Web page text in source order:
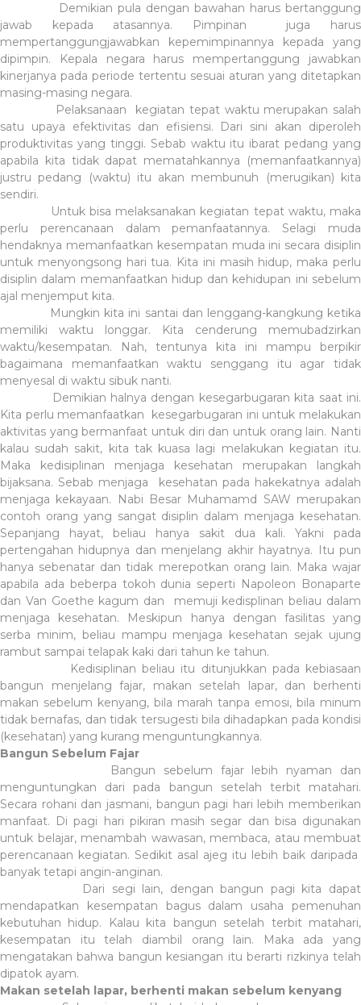
Demikian pula dengan bawahan harus bertanggung
jawab kepada atasannya. Pimpinan juga harus
mempertanggungjawabkan kepemimpinannya kepada yang
dipimpin. Kepala negara harus mempertanggung jawabkan
kinerjanya pada periode tertentu sesuai aturan yang ditetapkan
masing-masing negara.
Pelaksanaan kegiatan tepat waktu merupakan salah
satu upaya efektivitas dan efisiensi. Dari sini akan diperoleh
produktivitas yang tinggi. Sebab waktu itu ibarat pedang yang
apabila kita tidak dapat mematahkannya (memanfaatkannya)
justru pedang (waktu) itu akan membunuh (merugikan) kita
sendiri.
Untuk bisa melaksanakan kegiatan tepat waktu, maka
perlu perencanaan dalam pemanfaatannya. Selagi muda
hendaknya memanfaatkan kesempatan muda ini secara disiplin
untuk menyongsong hari tua. Kita ini masih hidup, maka perlu
disiplin dalam memanfaatkan hidup dan kehidupan ini sebelum
ajal menjemput kita.
Mungkin kita ini santai dan lenggang-kangkung ketika
memiliki waktu longgar. Kita cenderung memubadzirkan
waktu/kesempatan. Nah, tentunya kita ini mampu berpikir
bagaimana memanfaatkan waktu senggang itu agar tidak
menyesal di waktu sibuk nanti.
Demikian halnya dengan kesegarbugaran kita saat ini.
Kita perlu memanfaatkan kesegarbugaran ini untuk melakukan
aktivitas yang bermanfaat untuk diri dan untuk orang lain. Nanti
kalau sudah sakit, kita tak kuasa lagi melakukan kegiatan itu.
Maka kedisiplinan menjaga kesehatan merupakan langkah
bijaksana. Sebab menjaga kesehatan pada hakekatnya adalah
menjaga kekayaan. Nabi Besar Muhamamd SAW merupakan
contoh orang yang sangat disiplin dalam menjaga kesehatan.
Sepanjang hayat, beliau hanya sakit dua kali. Yakni pada
pertengahan hidupnya dan menjelang akhir hayatnya. Itu pun
hanya sebenatar dan tidak merepotkan orang lain. Maka wajar
apabila ada beberpa tokoh dunia seperti Napoleon Bonaparte
dan Van Goethe kagum dan memuji kedisplinan beliau dalam
menjaga kesehatan. Meskipun hanya dengan fasilitas yang
serba minim, beliau mampu menjaga kesehatan sejak ujung
rambut sampai telapak kaki dari tahun ke tahun.
Kedisiplinan beliau itu ditunjukkan pada kebiasaan
bangun menjelang fajar, makan setelah lapar, dan berhenti
makan sebelum kenyang, bila marah tanpa emosi, bila minum
tidak bernafas, dan tidak tersugesti bila dihadapkan pada kondisi
(kesehatan) yang kurang menguntungkannya.
Bangun Sebelum Fajar
Bangun sebelum fajar lebih nyaman dan
menguntungkan dari pada bangun setelah terbit matahari.
Secara rohani dan jasmani, bangun pagi hari lebih memberikan
manfaat. Di pagi hari pikiran masih segar dan bisa digunakan
untuk belajar, menambah wawasan, membaca, atau membuat
perencanaan kegiatan. Sedikit asal ajeg itu lebih baik daripada
banyak tetapi angin-anginan.
Dari segi lain, dengan bangun pagi kita dapat
mendapatkan kesempatan bagus dalam usaha pemenuhan
kebutuhan hidup. Kalau kita bangun setelah terbit matahari,
kesempatan itu telah diambil orang lain. Maka ada yang
mengatakan bahwa bangun kesiangan itu berarti rizkinya telah
dipatok ayam.
Makan setelah lapar, berhenti makan sebelum kenyang